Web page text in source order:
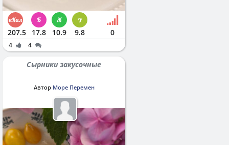
207.5 17.8 10.9 9.8 0
4 4
Сырники закусочные
Автор Море Перемен